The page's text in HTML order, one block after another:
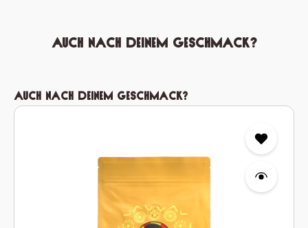
Auch nach deinem Geschmack?
Produktgalerie überspringen
Auch nach deinem Geschmack?